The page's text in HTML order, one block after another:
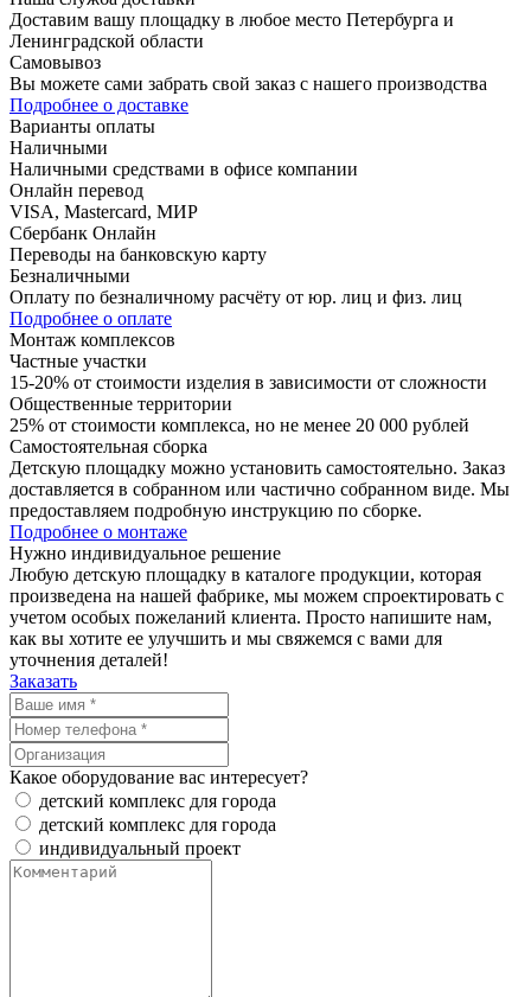
Доставим вашу площадку в любое место Петербурга и
Ленинградской области
Самовывоз
Вы можете сами забрать свой заказ с нашего производства
Подробнее о доставке
Варианты оплаты
Наличными
Наличными средствами в офисе компании
Онлайн перевод
VISA, Mastercard, МИР
Сбербанк Онлайн
Переводы на банковскую карту
Безналичными
Оплату по безналичному расчёту от юр. лиц и физ. лиц
Подробнее о оплате
Монтаж комплексов
Частные участки
15-20% от стоимости изделия в зависимости от сложности
Общественные территории
25% от стоимости комплекса, но не менее 20 000 рублей
Самостоятельная сборка
Детскую площадку можно установить самостоятельно. Заказ
доставляется в собранном или частично собранном виде. Мы
предоставляем подробную инструкцию по сборке.
Подробнее о монтаже
Нужно индивидуальное решение
Любую детскую площадку в каталоге продукции, которая
произведена на нашей фабрике, мы можем спроектировать с
учетом особых пожеланий клиента. Просто напишите нам,
как вы хотите ее улучшить и мы свяжемся с вами для
уточнения деталей!
Заказать
Какое оборудование вас интересует?
детский комплекс для города
детский комплекс для города
индивидуальный проект